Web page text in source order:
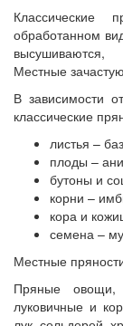
Классические
обработанном
высушиваются,
Местные
В зависимости
классические
листья –
плоды –
бутоны и
корни –
кора и
семена –
Местные
Пряные
луковичные и